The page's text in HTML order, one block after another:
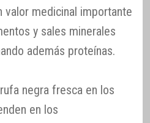
valor medicinal importante
y sales minerales
además proteínas.
negra fresca en los
en los